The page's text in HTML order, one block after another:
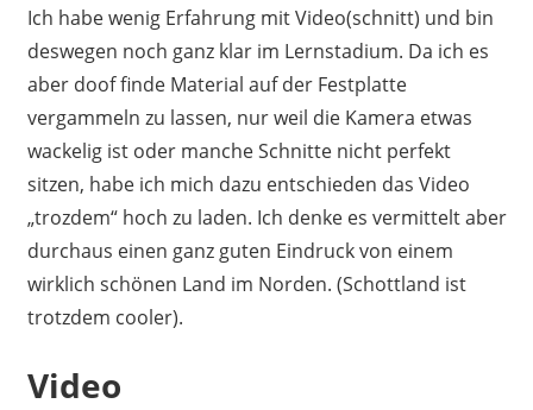
Ich habe wenig Erfahrung mit Video(schnitt) und bin
deswegen noch ganz klar im Lernstadium. Da ich es
aber doof finde Material auf der Festplatte
vergammeln zu lassen, nur weil die Kamera etwas
wackelig ist oder manche Schnitte nicht perfekt
sitzen, habe ich mich dazu entschieden das Video
„trozdem“ hoch zu laden. Ich denke es vermittelt aber
durchaus einen ganz guten Eindruck von einem
wirklich schönen Land im Norden. (Schottland ist
trotzdem cooler).
Video